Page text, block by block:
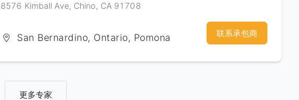
话：(909)529-1165
8576 Kimball Ave, Chino, CA 91708
San Bernardino, Ontario, Pomona 联系承包商
更多专家